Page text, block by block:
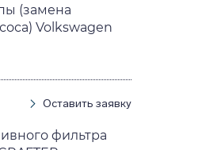
(замена
Volkswagen
Оставить заявку
фильтра